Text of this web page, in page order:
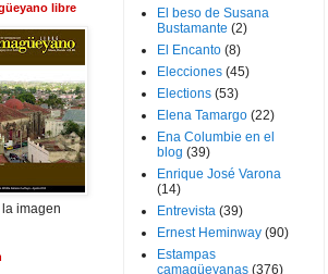
libre
imagen
El beso de Susana
Bustamante (2)
El Encanto (8)
Elecciones (45)
Elections (53)
Elena Tamargo (22)
Ena Columbie en el
blog (39)
Enrique José Varona
(14)
Entrevista (39)
Ernest Heminway (90)
Estampas
camagüeyanas (376)